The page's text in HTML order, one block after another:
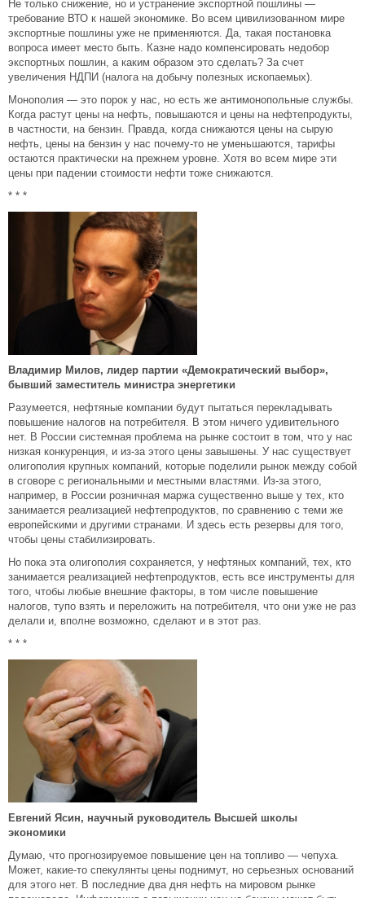
Не только снижение, но и устранение экспортной пошлины —
требование ВТО к нашей экономике. Во всем цивилизованном мире
экспортные пошлины уже не применяются. Да, такая постановка
вопроса имеет место быть. Казне надо компенсировать недобор
экспортных пошлин, а каким образом это сделать? За счет
увеличения НДПИ (налога на добычу полезных ископаемых).
Монополия — это порок у нас, но есть же антимонопольные службы.
Когда растут цены на нефть, повышаются и цены на нефтепродукты,
в частности, на бензин. Правда, когда снижаются цены на сырую
нефть, цены на бензин у нас почему-то не уменьшаются, тарифы
остаются практически на прежнем уровне. Хотя во всем мире эти
цены при падении стоимости нефти тоже снижаются.
* * *
Владимир Милов, лидер партии «Демократический выбор»,
бывший заместитель министра энергетики
Разумеется, нефтяные компании будут пытаться перекладывать
повышение налогов на потребителя. В этом ничего удивительного
нет. В России системная проблема на рынке состоит в том, что у нас
низкая конкуренция, и из-за этого цены завышены. У нас существует
олигополия крупных компаний, которые поделили рынок между собой
в сговоре с региональными и местными властями. Из-за этого,
например, в России розничная маржа существенно выше у тех, кто
занимается реализацией нефтепродуктов, по сравнению с теми же
европейскими и другими странами. И здесь есть резервы для того,
чтобы цены стабилизировать.
Но пока эта олигополия сохраняется, у нефтяных компаний, тех, кто
занимается реализацией нефтепродуктов, есть все инструменты для
того, чтобы любые внешние факторы, в том числе повышение
налогов, тупо взять и переложить на потребителя, что они уже не раз
делали и, вполне возможно, сделают и в этот раз.
* * *
Евгений Ясин, научный руководитель Высшей школы
экономики
Думаю, что прогнозируемое повышение цен на топливо — чепуха.
Может, какие-то спекулянты цены поднимут, но серьезных оснований
для этого нет. В последние два дня нефть на мировом рынке